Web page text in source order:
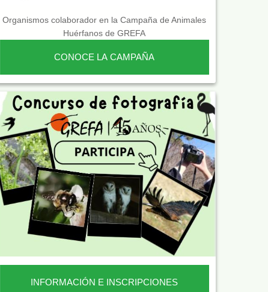
Organismos colaborador en la Campaña de Animales
Huérfanos de GREFA
CONOCE LA CAMPAÑA
INFORMACIÓN E INSCRIPCIONES